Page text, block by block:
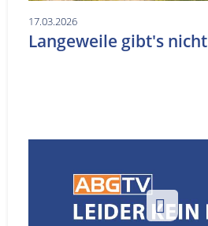
17.03.2026
Langeweile gibt's nicht